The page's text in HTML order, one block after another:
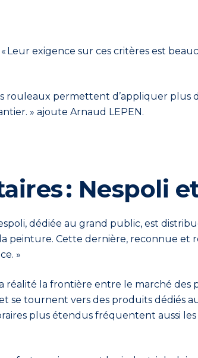
Leur exigence sur ces critères est
rouleaux permettent d’appliquer plus
» ajoute Arnaud LEPEN.
: Nespoli
dédiée au grand public, est
peinture. Cette dernière, reconnue et
»
réalité la frontière entre le marché des
se tournent vers des produits dédiés
plus étendus fréquentent aussi les